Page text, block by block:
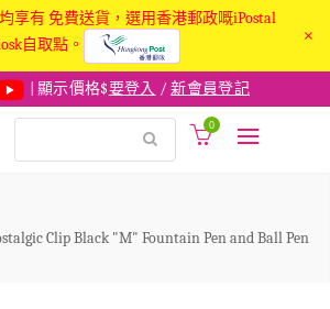
享有 免費送貨，選用香港郵政嘅iPostal
自取點。
×
| 顯示價格$要登入 /新會員登記
0
Clip Black "M" Fountain Pen and Ball Pen